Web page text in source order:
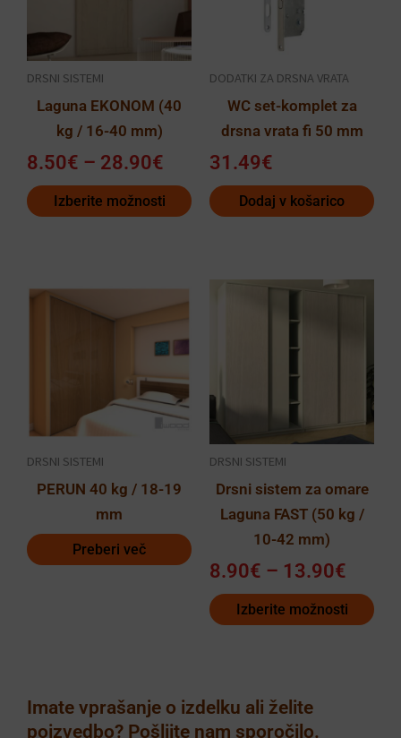
DRSNI SISTEMI
Laguna EKONOM (40
kg / 16-40 mm)
8.50€ – 28.90€
do
28.90€
Izberite možnosti
Možnosti
lahko
izberete
na
strani
izdelka
DODATKI ZA DRSNA VRATA
WC set-komplet za
drsna vrata fi 50 mm
31.49€
Dodaj v košarico
DRSNI SISTEMI
PERUN 40 kg / 18-19
mm
Preberi več
DRSNI SISTEMI
Drsni sistem za omare
Laguna FAST (50 kg /
10-42 mm)
8.90€ – 13.90€
Izberite možnosti
različic.
Možnosti
lahko
izberete
na
strani
izdelka
Imate vprašanje o izdelku ali želite
poizvedbo? Pošljite nam sporočilo.